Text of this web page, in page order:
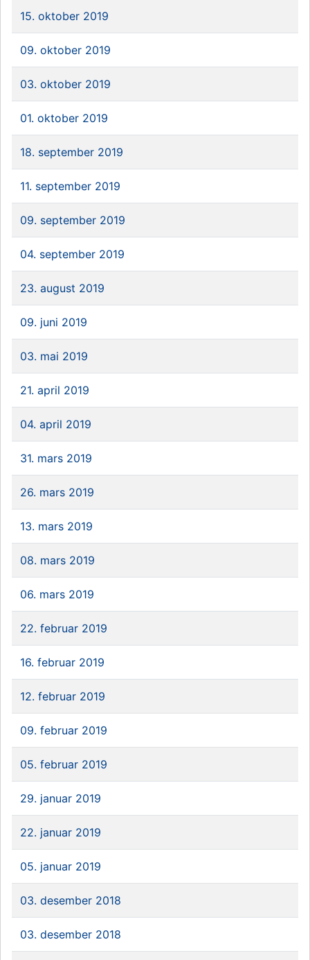
15. oktober 2019
09. oktober 2019
03. oktober 2019
01. oktober 2019
18. september 2019
11. september 2019
09. september 2019
04. september 2019
23. august 2019
09. juni 2019
03. mai 2019
21. april 2019
04. april 2019
31. mars 2019
26. mars 2019
13. mars 2019
08. mars 2019
06. mars 2019
22. februar 2019
16. februar 2019
12. februar 2019
09. februar 2019
05. februar 2019
29. januar 2019
22. januar 2019
05. januar 2019
03. desember 2018
03. desember 2018